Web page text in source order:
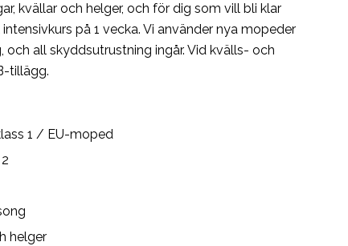
kvällar och helger, och för dig som vill bli klar
på 1 vecka. Vi använder nya mopeder
och all skyddsutrustning ingår. Vid kvälls- och
tillägg.
1 / EU-moped
helger